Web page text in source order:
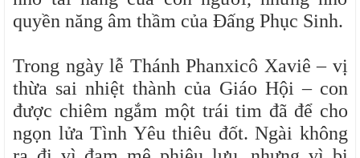
quyền năng âm thầm của Đấng Phục Sinh.
Trong ngày lễ Thánh Phanxicô Xaviê – vị
thừa sai nhiệt thành của Giáo Hội – con
được chiêm ngắm một trái tim đã để cho
ngọn lửa Tình Yêu thiêu đốt. Ngài không